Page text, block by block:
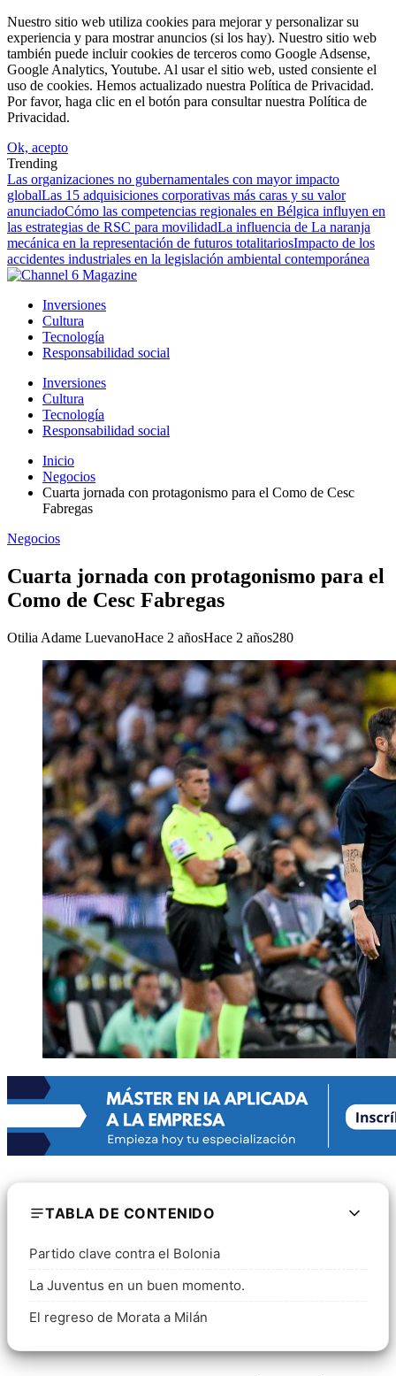
Nuestro sitio web utiliza cookies para mejorar y personalizar su
experiencia y para mostrar anuncios (si los hay). Nuestro sitio web
también puede incluir cookies de terceros como Google Adsense,
Google Analytics, Youtube. Al usar el sitio web, usted consiente el
uso de cookies. Hemos actualizado nuestra Política de Privacidad.
Por favor, haga clic en el botón para consultar nuestra Política de
Privacidad.
Ok, acepto
Trending
Las organizaciones no gubernamentales con mayor impacto
globalLas 15 adquisiciones corporativas más caras y su valor
anunciadoCómo las competencias regionales en Bélgica influyen en
las estrategias de RSC para movilidadLa influencia de La naranja
mecánica en la representación de futuros totalitariosImpacto de los
accidentes industriales en la legislación ambiental contemporánea
Inversiones
Cultura
Tecnología
Responsabilidad social
Inversiones
Cultura
Tecnología
Responsabilidad social
Inicio
Negocios
Cuarta jornada con protagonismo para el Como de Cesc
Fabregas
Negocios
Cuarta jornada con protagonismo para el
Como de Cesc Fabregas
Otilia Adame LuevanoHace 2 añosHace 2 años280
TABLA DE CONTENIDO
Partido clave contra el Bolonia
La Juventus en un buen momento.
El regreso de Morata a Milán